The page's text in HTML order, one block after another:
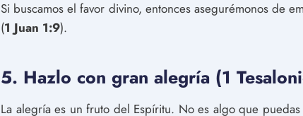
Si buscamos el favor divino, entonces asegurémonos de
(1 Juan 1:9).
5. Hazlo con gran alegría (1
La alegría es un fruto del Espíritu. No es algo que